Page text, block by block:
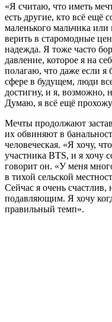
«Я считаю, что иметь
есть другие, кто всё ещё
маленького мальчика
верить в старомодные
надежда. Я тоже часто
давление, которое я на
полагаю, что даже если я
сфере в будущем, люди
достигну, и я, возможно,
Думаю, я всё ещё
Мечты продолжают
их обвиняют в
человеческая. «Я хочу,
участника BTS, и я хочу
говорит он. «У меня
в тихой сельской
Сейчас я очень
подавляющим. Я хочу
правильный темп».